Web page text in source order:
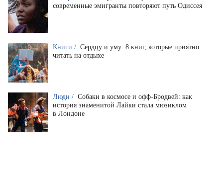
современные эмигранты повторяют путь Одиссея
Книги / Сердцу и уму: 8 книг, которые приятно
читать на отдыхе
Люди / Собаки в космосе и офф-Бродвей: как
история знаменитой Лайки стала мюзиклом
в Лондоне